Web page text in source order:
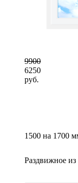
9900
6250
руб.
1500 на 1700
Раздвижное из